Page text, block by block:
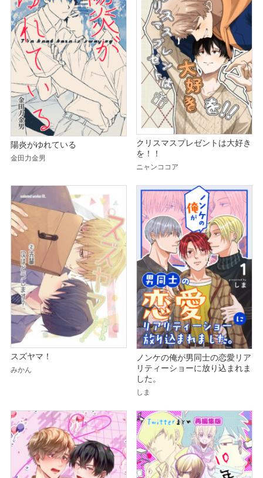
陽炎がゆれている
金田力金男
クリスマスプレゼントは大好き
を！！
ニャンココア
スズヤマ！
みかん
ノンケの俺が男同士の恋愛リア
リティーショーに放り込まれま
した。
しま